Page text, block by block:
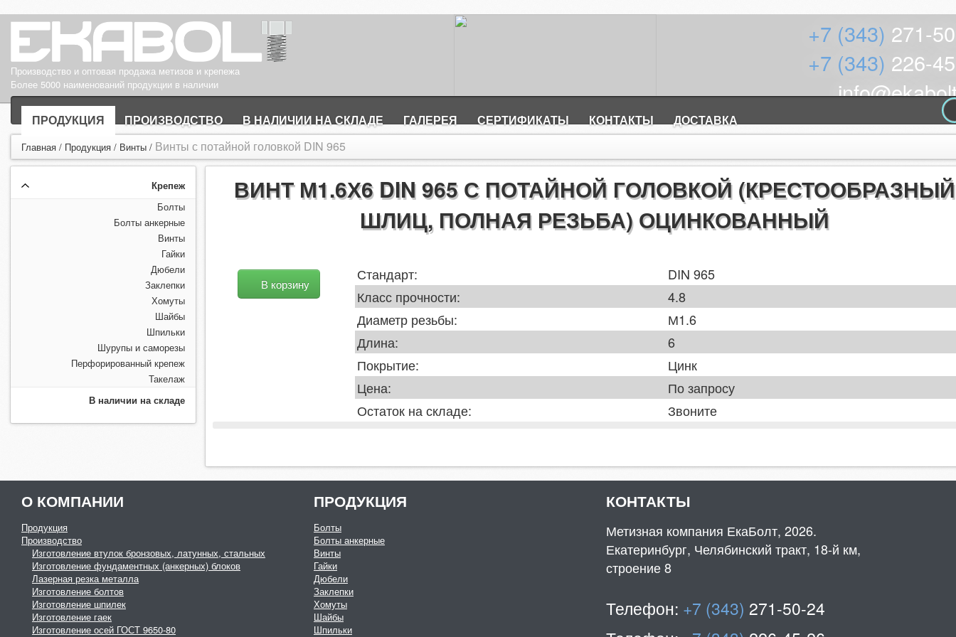
Производство и оптовая продажа метизов и крепежа
Более 5000 наименований продукции в наличии
+7 (343) 271-
+7 (343) 226-
ПРОДУКЦИЯ ПРОИЗВОДСТВО В НАЛИЧИИ НА СКЛАДЕ ГАЛЕРЕЯ СЕРТИФИКАТЫ КОНТАКТЫ ДОСТАВКА
Главная / Продукция / Винты / Винты с потайной головкой DIN 965
Крепеж
Болты
Болты анкерные
Винты
Гайки
Дюбели
Заклепки
Хомуты
Шайбы
Шпильки
Шурупы и саморезы
Перфорированный крепеж
Такелаж
В наличии на складе
ВИНТ М1.6Х6 DIN 965 С ПОТАЙНОЙ ГОЛОВКОЙ (КРЕСТООБРАЗНЫЙ
ШЛИЦ, ПОЛНАЯ РЕЗЬБА) ОЦИНКОВАННЫЙ
В корзину
Стандарт:
DIN 965
Класс прочности:
4.8
Диаметр резьбы:
М1.6
Длина:
6
Покрытие:
Цинк
Цена:
По запросу
Остаток на складе:
Звоните
О КОМПАНИИ
Продукция
Производство
Изготовление втулок бронзовых, латунных, стальных
Изготовление фундаментных (анкерных) блоков
Лазерная резка металла
Изготовление болтов
Изготовление шпилек
Изготовление гаек
Изготовление осей ГОСТ 9650-80
ПРОДУКЦИЯ
Болты
Болты анкерные
Винты
Гайки
Дюбели
Заклепки
Хомуты
Шайбы
Шпильки
КОНТАКТЫ
Метизная компания ЕкаБолт, 2026.
Екатеринбург, Челябинский тракт, 18-й км,
строение 8
Телефон: +7 (343) 271-50-24